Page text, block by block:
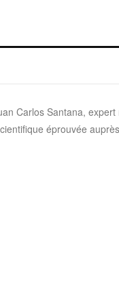
Carlos Santana,
éprouvée